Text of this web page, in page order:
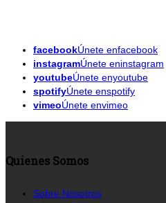
facebookÚnete enfacebook
instagramÚnete eninstagram
youtubeÚnete enyoutube
spotifyÚnete enspotify
vimeoÚnete envimeo
Quienes Somos
Sobre Nosotros